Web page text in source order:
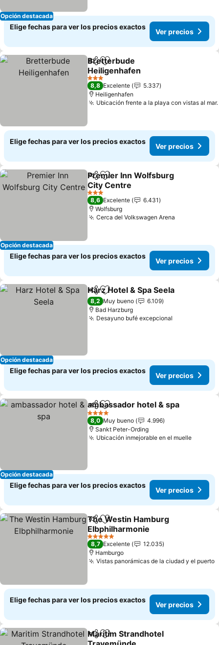
Opción destacada
Elige fechas para ver los precios exactos
Ver precios
CompartirAgregar a favoritos
Bretterbude
Heiligenhafen
3 Estrellas
8,8 Excelente
5.337
Heiligenhafen
Ubicación frente a la playa con vistas al mar.
Elige fechas para ver los precios exactos
Ver precios
Opción destacada
CompartirAgregar a favoritos
Premier Inn Wolfsburg
City Centre
3 Estrellas
8,6 Excelente
6.431
Wolfsburg
Cerca del Volkswagen Arena
Elige fechas para ver los precios exactos
Ver precios
Opción destacada
CompartirAgregar a favoritos
Harz Hotel & Spa Seela
8,2 Muy bueno
6.109
Bad Harzburg
Desayuno bufé excepcional
Elige fechas para ver los precios exactos
Ver precios
Opción destacada
CompartirAgregar a favoritos
ambassador hotel & spa
4 Estrellas
8,0 Muy bueno
4.996
Sankt Peter-Ording
Ubicación inmejorable en el muelle
Elige fechas para ver los precios exactos
Ver precios
Compartir
Agregar a favoritos
The Westin Hamburg
Elbphilharmonie
5 Estrellas
8,7 Excelente
12.035
Hamburgo
Vistas panorámicas de la ciudad y el puerto
Elige fechas para ver los precios exactos
Ver precios
CompartirAgregar a favoritos
Maritim Strandhotel